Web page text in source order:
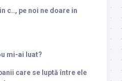
c.., pe noi ne doare in
mi-ai luat?
care se luptă între ele